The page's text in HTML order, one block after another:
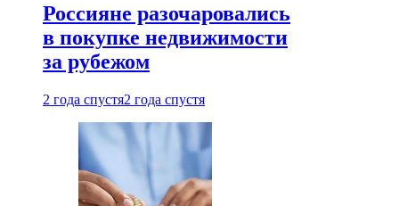
Россияне разочаровались
в покупке недвижимости
за рубежом
2 года спустя2 года спустя